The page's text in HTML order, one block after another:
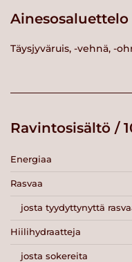
Ainesosaluettelo
Täysjyväruis, -vehnä, -
Ravintosisältö /
Energiaa
Rasvaa
josta tyydyttynyttä
Hiilihydraatteja
josta sokereita